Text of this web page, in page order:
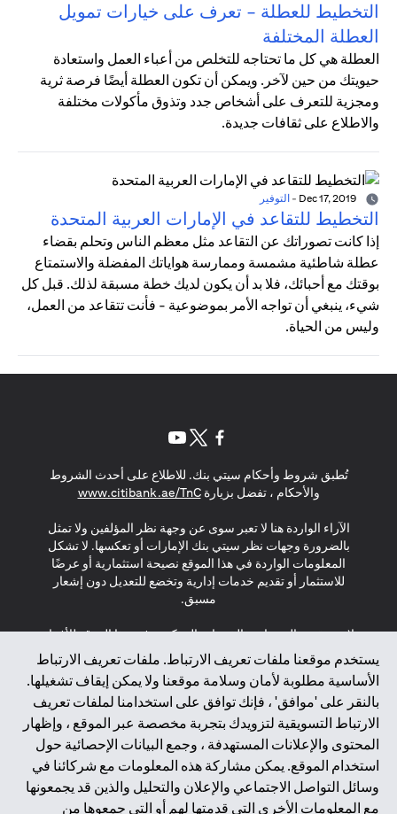
التخطيط للعطلة - تعرف على خيارات تمويل
العطلة المختلفة
العطلة هي كل ما تحتاجه للتخلص من أعباء العمل واستعادة
حيويتك من حين لآخر. ويمكن أن تكون العطلة أيضًا فرصة ثرية
ومجزية للتعرف على أشخاص جدد وتذوق مأكولات مختلفة
والاطلاع على ثقافات جديدة.
- التوفير
التخطيط للتقاعد في الإمارات العربية المتحدة
إذا كانت تصوراتك عن التقاعد مثل معظم الناس وتحلم بقضاء
عطلة شاطئية مشمسة وممارسة هواياتك المفضلة والاستمتاع
بوقتك مع أحبائك، فلا بد أن يكون لديك خطة مسبقة لذلك. قبل كل
شيء، ينبغي أن تواجه الأمر بموضوعية - فأنت تتقاعد من العمل،
وليس من الحياة.
يستخدم موقعنا ملفات تعريف الارتباط. ملفات تعريف الارتباط
الأساسية مطلوبة لأمان وسلامة موقعنا ولا يمكن إيقاف تشغيلها.
بالنقر على 'موافق' ، فإنك توافق على استخدامنا لملفات تعريف
الارتباط التسويقية لتزويدك بتجربة مخصصة عبر الموقع ، وإظهار
المحتوى والإعلانات المستهدفة ، وجمع البيانات الإحصائية حول
استخدام الموقع. يمكن مشاركة هذه المعلومات مع شركائنا في
وسائل التواصل الاجتماعي والإعلان والتحليل والذين قد يجمعونها
مع المعلومات الأخرى التي قدمتها لهم أو التي جمعوها من
تُطبق شروط وأحكام سيتي بنك. للاطلاع على أحدث الشروط
والأحكام ، تفضل بزيارةwww.citibank.ae/TnC
in a new tab
الآراء الواردة هنا لا تعبر سوى عن وجهة نظر المؤلفين ولا تمثل
بالضرورة وجهات نظر سيتي بنك الإمارات أو تعكسها. لا تشكل
المعلومات الواردة في هذا الموقع نصيحة استثمارية أو عرضًا
للاستثمار أو تقديم خدمات إدارية وتخضع للتعديل دون إشعار
مسبق.
لا يتم تقديم المنتجات والخدمات المذكورة في هذا الموقع للأفراد
المقيمين في الاتحاد الأوروبي أو المنطقة الاقتصادية الأوروبية أو
سويسرا أو غيرنسي أو جيرسي أو موناكو أو سان مارينو أو
الفاتيكان أو جزيرة مان أو المملكة المتحدة أو خصوصية البيانات
(لائحة حماية البيانات العامة \ قانون حماية البيانات الشخصية
العامة \ قانون خصوصية نيوزيلندا). المحتوى الموجود في هذه
الصفحة ليس ولا ينبغي تفسيره على أنه عرض أو دعوة أو دعوة
لشراء أو بيع أي من المنتجات والخدمات المذكورة هنا لمثل هؤلاء
الأفراد.